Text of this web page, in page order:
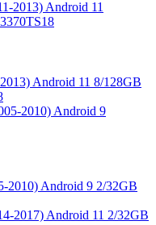
Android 11 8/128GB
2010) Android 9 2/32GB